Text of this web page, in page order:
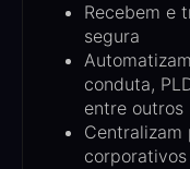
Recebem e
segura
conduta,
entre outros
Centralizam